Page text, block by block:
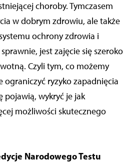
choroby. Tymczasem
w dobrym zdrowiu, ale także
ochrony zdrowia i
jest zajęcie się szeroko
Czyli tym, co możemy
ograniczyć ryzyko zapadnięcia
pojawią, wykryć je jak
możliwości skutecznego
Narodowego Testu